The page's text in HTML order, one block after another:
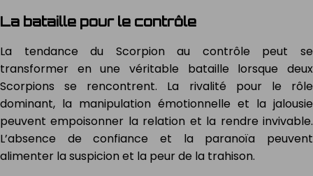
La bataille pour le contrôle
La tendance du Scorpion au contrôle peut se
transformer en une véritable bataille lorsque deux
Scorpions se rencontrent. La rivalité pour le rôle
dominant, la manipulation émotionnelle et la jalousie
peuvent empoisonner la relation et la rendre invivable.
L’absence de confiance et la paranoïa peuvent
alimenter la suspicion et la peur de la trahison.